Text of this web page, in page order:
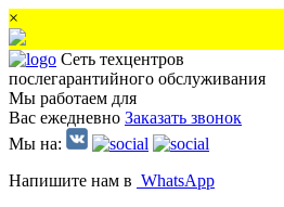
×
Сеть техцентров
послегарантийного обслуживания
Мы работаем для
Вас ежедневно Заказать звонок
Мы на:
Напишите нам в WhatsApp